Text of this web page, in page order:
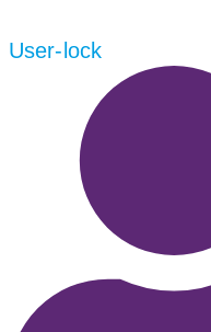
User-lock